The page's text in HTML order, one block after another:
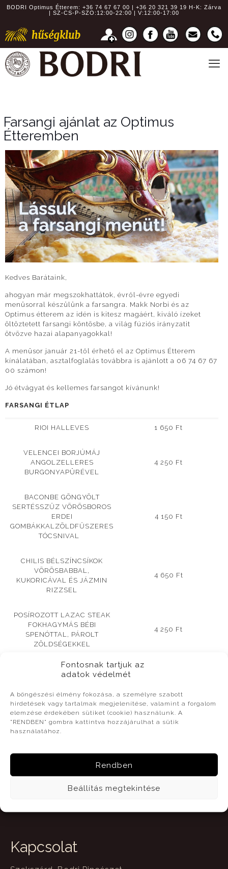
Fontosnak tartjuk az
adatok védelmét
A böngészési élmény fokozása, a személyre szabott
hirdetések vagy tartalmak megjelenítése, valamint a forgalom
elemzése érdekében sütiket (cookie) használunk. A
"RENDBEN" gombra kattintva hozzájárulhat a sütik
használatához.
Rendben
Beállítás megtekintése
BODRI Optimus Étterem: +36 74 67 67 00 | +36 20 321 39 19 H-K: Zárva
| SZ-CS-P-SZO:12:00-22:00 | V:12:00-17:00
Farsangi ajánlat az Optimus
Étteremben
Kedves Barátaink,
ahogyan már megszokhattátok, évről-évre egyedi
menüsorral készülünk a farsangra. Makk Norbi és az
Optimus étterem az idén is kitesz magáért, kiváló ízeket
öltöztetett farsangi köntösbe, a világ fúziós irányzatit
ötvözve hazai alapanyagokkal!
A menüsor január 21-től érhető el az Optimus Étterem
kínálatában, asztalfoglalás továbbra is ajánlott a 06 74 67 67
00 számon!
Jó étvágyat és kellemes farsangot kívánunk!
FARSANGI ÉTLAP
RIOI HALLEVES 1 650 Ft
VELENCEI BORJÚMÁJ
ANGOLZELLERES
BURGONYAPÜRÉVEL
4 250 Ft
BACONBE GÖNGYÖLT
SERTÉSSZŰZ VÖRÖSBOROS
ERDEI
GOMBÁKKAL ZÖLDFŰSZERES
TÓCSNIVAL
4 150 Ft
CHILIS BÉLSZÍNCSÍKOK
VÖRÖSBABBAL,
KUKORICÁVAL ÉS JÁZMIN
RIZZSEL
4 650 Ft
POSÍROZOTT LAZAC STEAK
FOKHAGYMÁS BÉBI
SPENÓTTAL, PÁROLT
ZÖLDSÉGEKKEL
4 250 Ft
MANDULÁS- BANÁNOS
TIRAMISU
Kapcsolat